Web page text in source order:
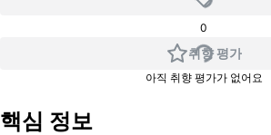
0
취향 평가
아직 취향 평가가 없어요
핵심 정보